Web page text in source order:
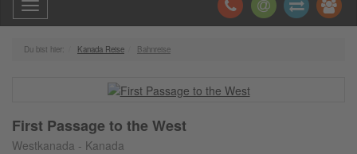
Toggle
navigation
Du bist hier: Kanada Reise Bahnreise
First Passage to the West
Westkanada - Kanada